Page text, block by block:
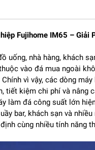
Fujihome IM65 – Giải
uống, nhà hàng, khách
vào đá mua ngoài
vì vậy, các dòng
tiết kiệm chi phí và nâng
làm đá công suất lớn
bar, khách sạn và
cùng nhiều tính